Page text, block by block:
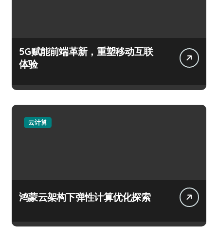
5G赋能前端革新，重塑移动互联
体验
云计算
鸿蒙云架构下弹性计算优化探索